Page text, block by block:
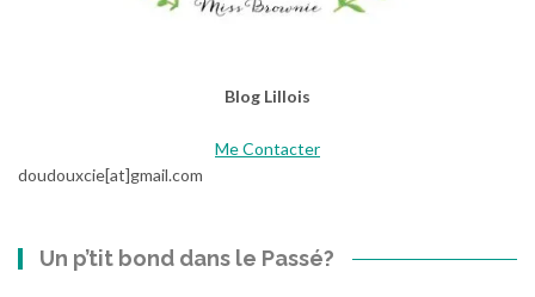
Blog Lillois
Me Contacter
doudouxcie[at]gmail.com
Un p’tit bond dans le Passé?